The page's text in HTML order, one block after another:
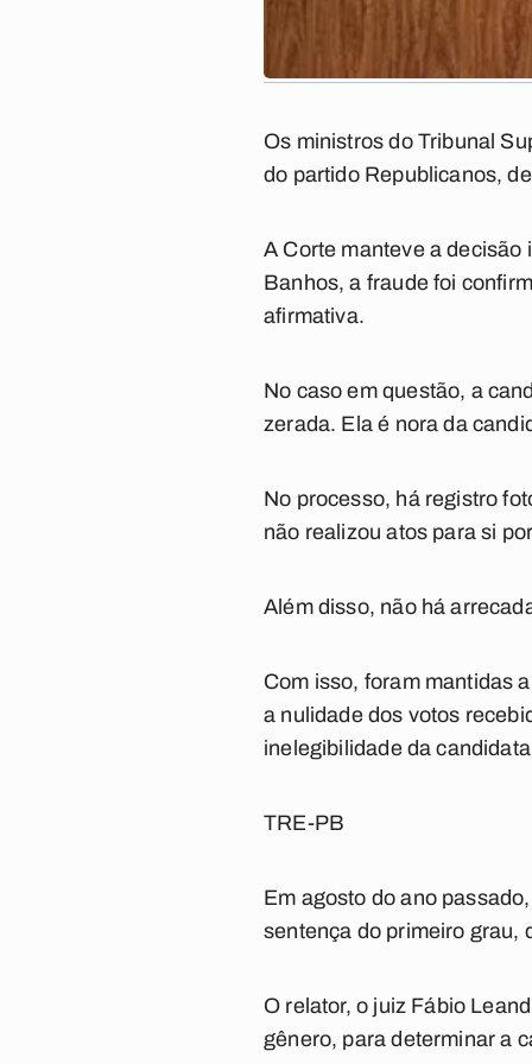
Os ministros do Tribunal
do partido Republicanos,
A Corte manteve a decisão
Banhos, a fraude foi
afirmativa.
No caso em questão, a
zerada. Ela é nora da
No processo, há registro
não realizou atos para si
Além disso, não há
Com isso, foram mantidas
a nulidade dos votos
inelegibilidade da
TRE-PB
Em agosto do ano
sentença do primeiro grau,
O relator, o juiz Fábio
gênero, para determinar a